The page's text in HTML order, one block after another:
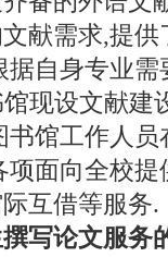
献需求,提
自身专业需
现设文献建
馆工作人
面向全校
互借等服务.
写论文服务